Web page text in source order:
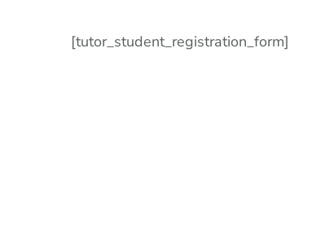
[tutor_student_registration_form]